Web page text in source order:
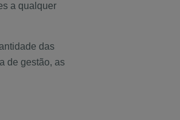
a qualquer
das
de gestão, as